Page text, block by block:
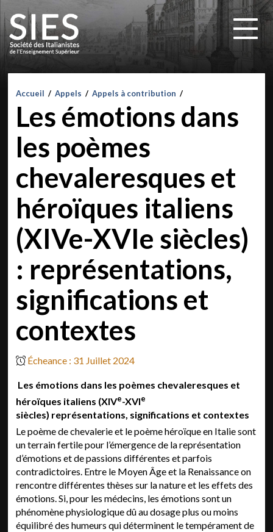
Accueil / Appels / Appels à contribution /
Les émotions dans
les poèmes
chevaleresques et
héroïques italiens
(XIVe-XVIe siècles)
: représentations,
significations et
contextes
Écheance : 31 Juillet 2024
Les émotions dans les poèmes chevaleresques et
héroïques italiens (XIVe-XVIe
siècles) représentations, significations et contextes
Le poème de chevalerie et le poème héroïque en Italie sont
un terrain fertile pour l’émergence de la représentation
d’émotions et de passions différentes et parfois
contradictoires. Entre le Moyen Âge et la Renaissance on
rencontre différentes thèses sur la nature et les effets des
émotions. Si,pour les médecins, les émotions sont un
phénomène physiologique dû au dosage plus ou moins
équilibré des humeurs qui déterminent le tempérament de